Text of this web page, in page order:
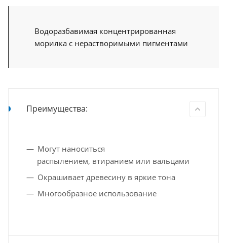
Водоразбавимая концентрированная
морилка с нерастворимыми пигментами
Преимущества:
Могут наноситься
распылением, втиранием или вальцами
Окрашивает древесину в яркие тона
Многообразное использование